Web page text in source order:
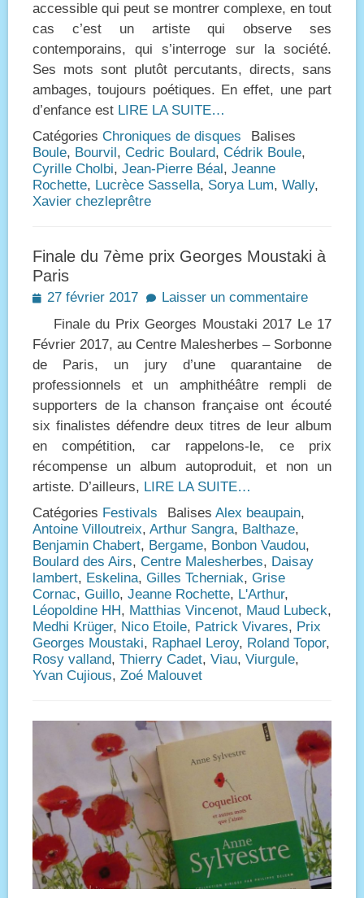
accessible qui peut se montrer complexe, en tout
cas c’est un artiste qui observe ses
contemporains, qui s’interroge sur la société.
Ses mots sont plutôt percutants, directs, sans
ambages, toujours poétiques. En effet, une part
d’enfance est LIRE LA SUITE…
Catégories Chroniques de disques
Balises
Boule, Bourvil, Cedric Boulard, Cédrik Boule,
Cyrille Cholbi, Jean-Pierre Béal, Jeanne
Rochette, Lucrèce Sassella, Sorya Lum, Wally,
Xavier chezleprêtre
Finale du 7ème prix Georges Moustaki à
Paris
Posted
27 février 2017
Laisser un commentaire
Finale du Prix Georges Moustaki 2017 Le 17
Février 2017, au Centre Malesherbes – Sorbonne
de Paris, un jury d’une quarantaine de
professionnels et un amphithéâtre rempli de
supporters de la chanson française ont écouté
six finalistes défendre deux titres de leur album
en compétition, car rappelons-le, ce prix
récompense un album autoproduit, et non un
artiste. D’ailleurs, LIRE LA SUITE…
Catégories Festivals Balises Alex beaupain,
Antoine Villoutreix, Arthur Sangra, Balthaze,
Benjamin Chabert, Bergame, Bonbon Vaudou,
Boulard des Airs, Centre Malesherbes, Daisay
lambert, Eskelina, Gilles Tcherniak, Grise
Cornac, Guillo, Jeanne Rochette, L'Arthur,
Léopoldine HH, Matthias Vincenot, Maud Lubeck,
Medhi Krüger, Nico Etoile, Patrick Vivares, Prix
Georges Moustaki, Raphael Leroy, Roland Topor,
Rosy valland, Thierry Cadet, Viau, Viurgule,
Yvan Cujious, Zoé Malouvet